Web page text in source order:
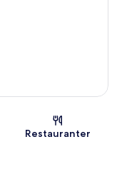
Restauranter